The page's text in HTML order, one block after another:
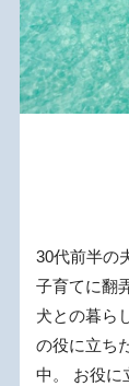
30代前半の
子育てに翻
犬との暮ら
の役に立ち
中。 お役に